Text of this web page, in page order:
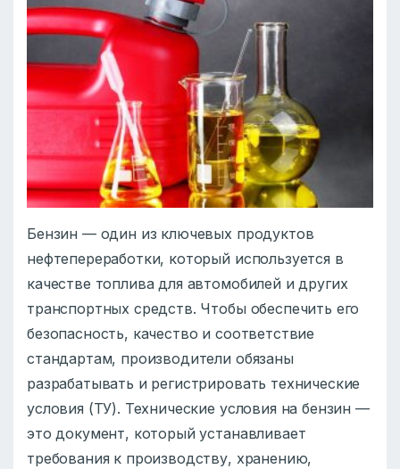
Бензин — один из ключевых продуктов
нефтепереработки, который используется в
качестве топлива для автомобилей и других
транспортных средств. Чтобы обеспечить его
безопасность, качество и соответствие
стандартам, производители обязаны
разрабатывать и регистрировать технические
условия (ТУ). Технические условия на бензин —
это документ, который устанавливает
требования к производству, хранению,